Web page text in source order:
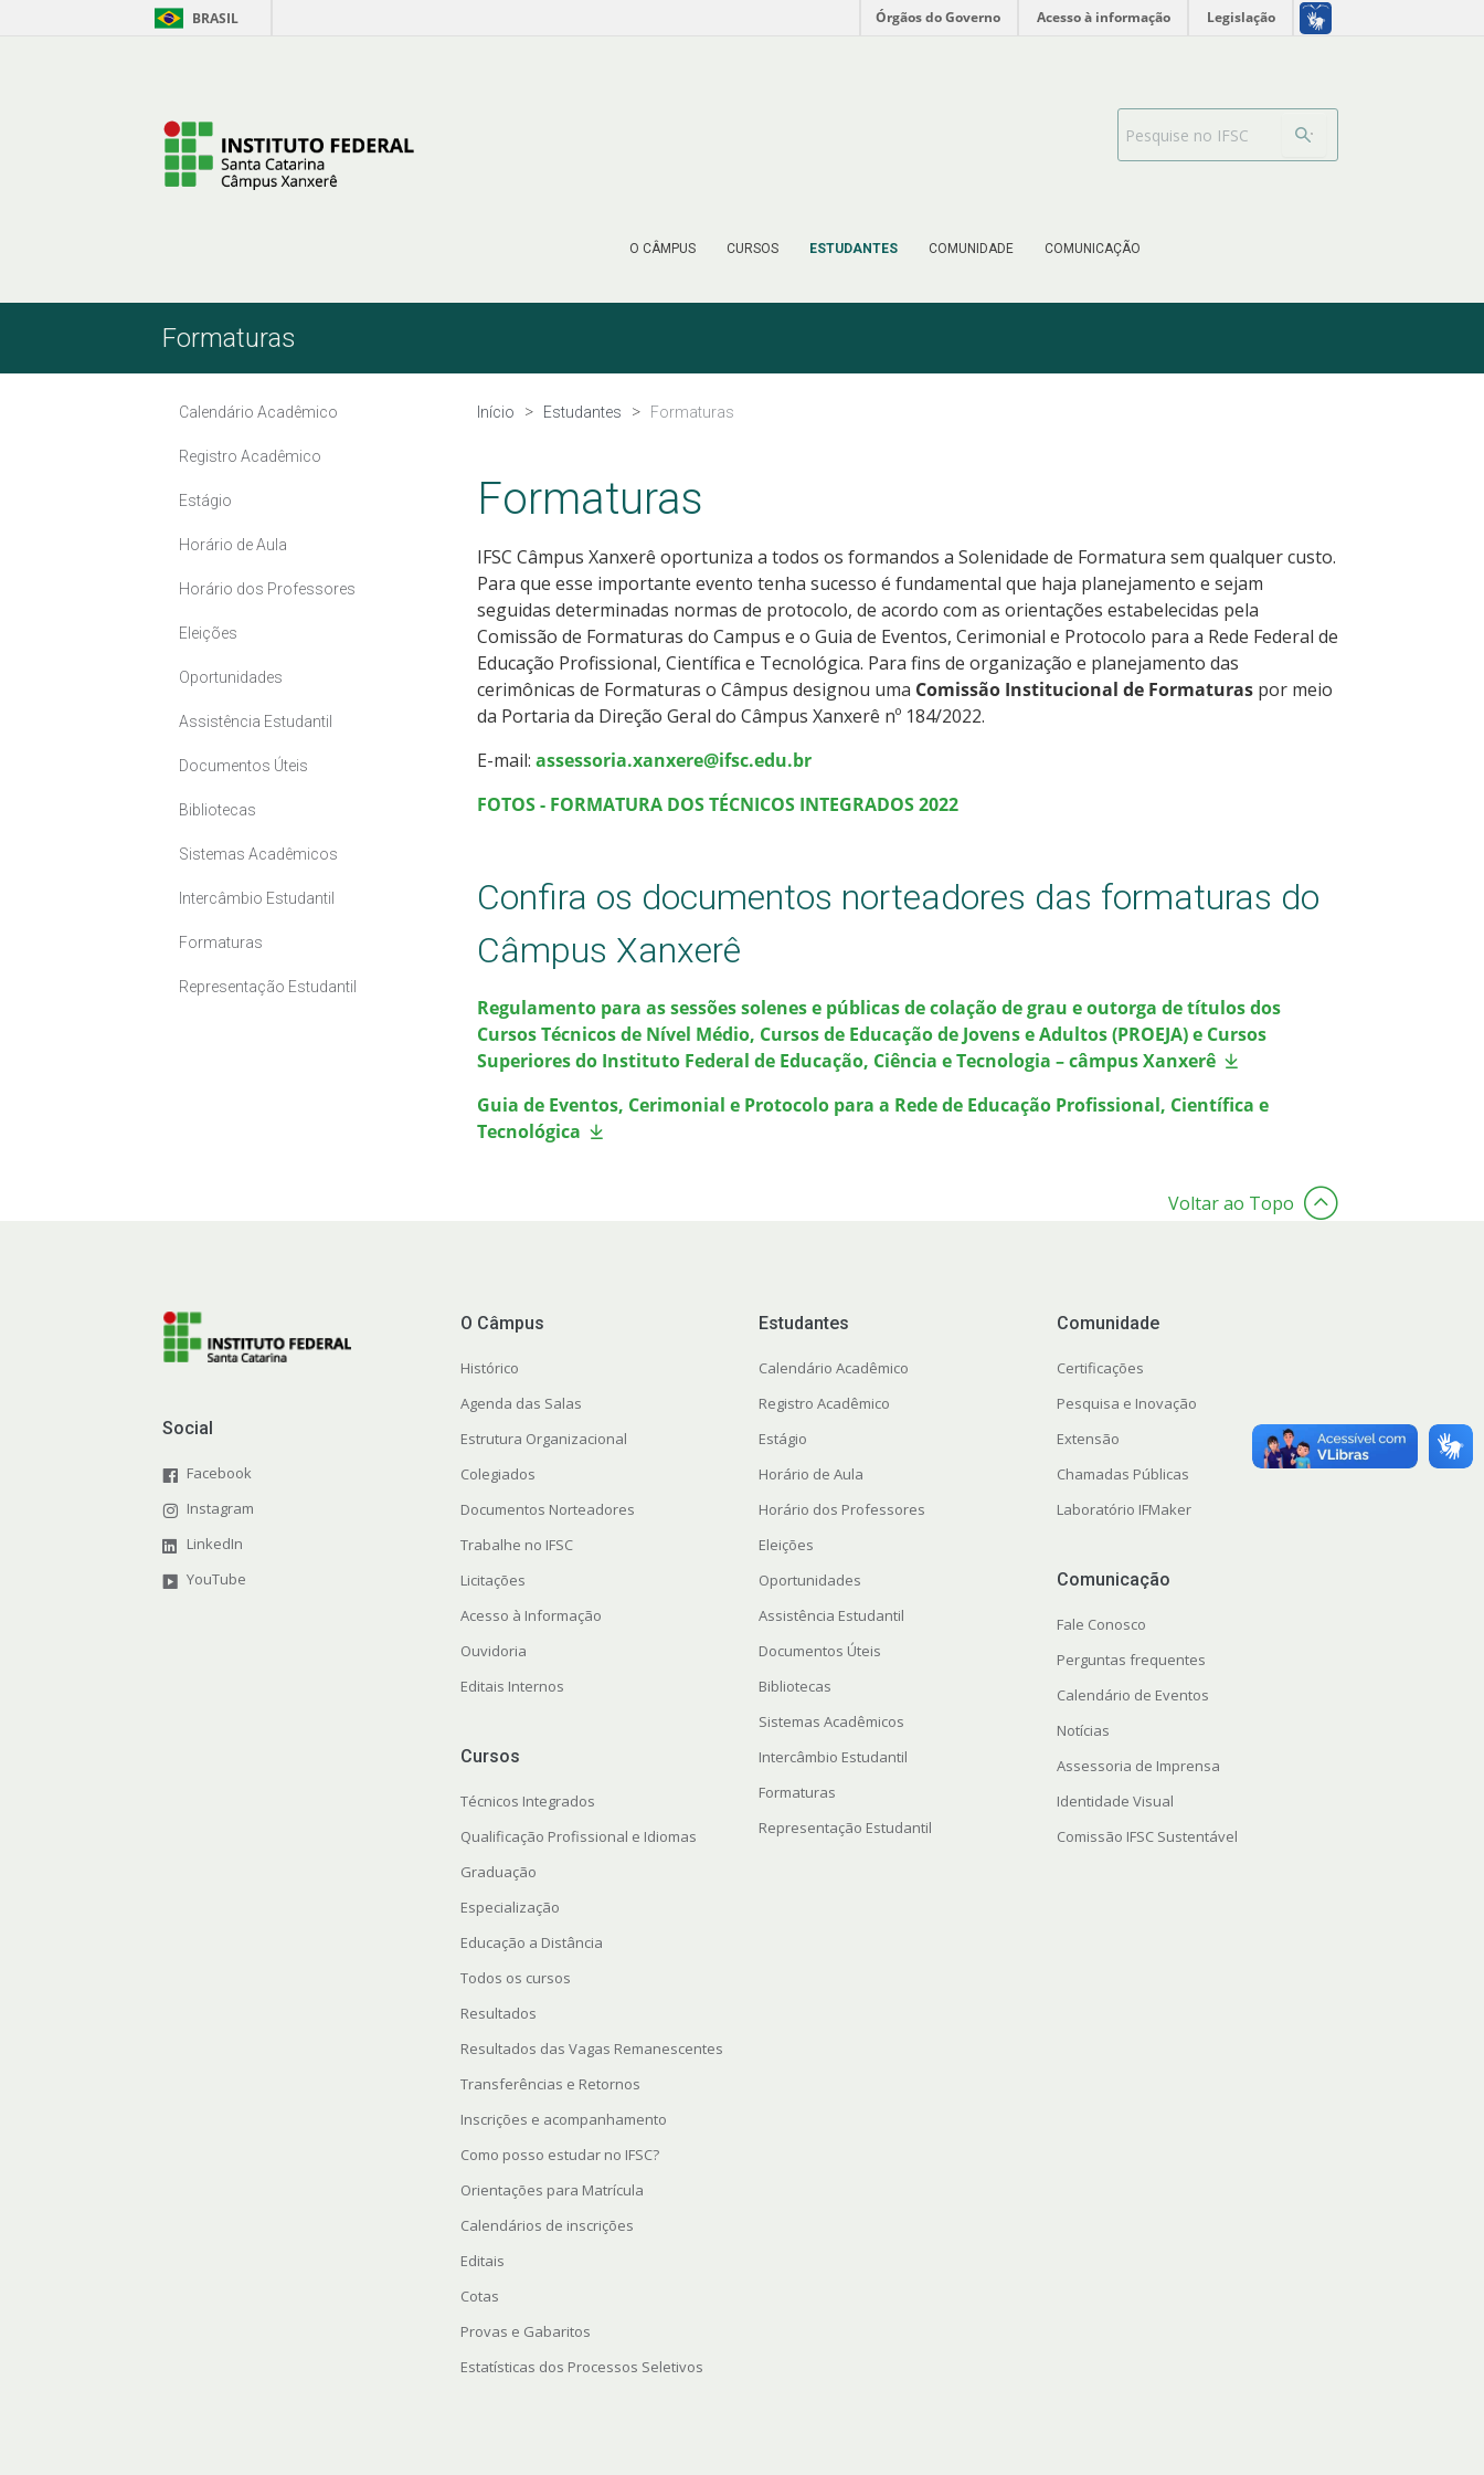
Pular para o Conteúdo BRASIL Órgãos do Governo Acesso à informação Legislação
O CÂMPUS CURSOS ESTUDANTES COMUNIDADE COMUNICAÇÃO
Barra de busca
Formaturas
Calendário Acadêmico
Registro Acadêmico
Estágio
Horário de Aula
Horário dos Professores
Eleições
Oportunidades
Assistência Estudantil
Documentos Úteis
Bibliotecas
Sistemas Acadêmicos
Intercâmbio Estudantil
Formaturas
Representação Estudantil
Início Estudantes Formaturas
Formaturas
IFSC Câmpus Xanxerê oportuniza a todos os formandos a Solenidade de Formatura sem qualquer custo.
Para que esse importante evento tenha sucesso é fundamental que haja planejamento e sejam
seguidas determinadas normas de protocolo, de acordo com as orientações estabelecidas pela
Comissão de Formaturas do Campus e o Guia de Eventos, Cerimonial e Protocolo para a Rede Federal de
Educação Profissional, Científica e Tecnológica. Para fins de organização e planejamento das
cerimônicas de Formaturas o Câmpus designou uma Comissão Institucional de Formaturaspor meio
da Portaria da Direção Geral do Câmpus Xanxerê nº 184/2022.
E-mail: assessoria.xanxere@ifsc.edu.br
FOTOS - FORMATURA DOS TÉCNICOS INTEGRADOS 2022
Confira os documentos norteadores das formaturas do
Câmpus Xanxerê
Regulamento para as sessões solenes e públicas de colação de grau e outorga de títulos dos
Cursos Técnicos de Nível Médio, Cursos de Educação de Jovens e Adultos (PROEJA) e Cursos
Superiores do Instituto Federal de Educação, Ciência e Tecnologia – câmpus Xanxerê
Guia de Eventos, Cerimonial e Protocolo para a Rede de Educação Profissional, Científica e
Tecnológica
Voltar ao Topo
Social
Facebook
Instagram
LinkedIn
YouTube
O Câmpus
Histórico
Agenda das Salas
Estrutura Organizacional
Colegiados
Documentos Norteadores
Trabalhe no IFSC
Licitações
Acesso à Informação
Ouvidoria
Editais Internos
Cursos
Técnicos Integrados
Qualificação Profissional e Idiomas
Graduação
Especialização
Educação a Distância
Todos os cursos
Resultados
Resultados das Vagas Remanescentes
Transferências e Retornos
Inscrições e acompanhamento
Como posso estudar no IFSC?
Orientações para Matrícula
Calendários de inscrições
Editais
Cotas
Provas e Gabaritos
Estatísticas dos Processos Seletivos
Estudantes
Calendário Acadêmico
Registro Acadêmico
Estágio
Horário de Aula
Horário dos Professores
Eleições
Oportunidades
Assistência Estudantil
Documentos Úteis
Bibliotecas
Sistemas Acadêmicos
Intercâmbio Estudantil
Formaturas
Representação Estudantil
Comunidade
Certificações
Pesquisa e Inovação
Extensão
Chamadas Públicas
Laboratório IFMaker
Comunicação
Fale Conosco
Perguntas frequentes
Calendário de Eventos
Notícias
Assessoria de Imprensa
Identidade Visual
Comissão IFSC Sustentável